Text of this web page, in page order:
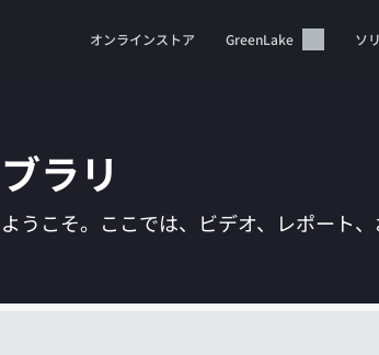
オンラインストア GreenLake ソ
カ
ラリ
うこそ。ここでは、ビデオ、レポート